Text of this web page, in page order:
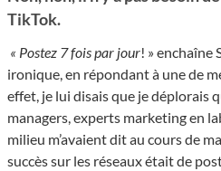
TikTok.
« Postez 7 fois par jour! » enchaîne
ironique, en répondant à une de
effet, je lui disais que je déplorais
managers, experts marketing en
milieu m’avaient dit au cours de
succès sur les réseaux était de